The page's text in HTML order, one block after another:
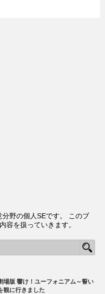
野の個人SEです。 このブ
容を扱っていきます。
場版 響け！ユーフォニアム～誓い
観に行きました